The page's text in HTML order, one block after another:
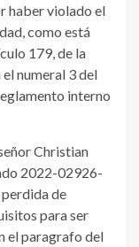
haber violado el
como está
179, de la
numeral 3 del
interno
Christian
2022-02926-
de
para ser
el paragrafo del